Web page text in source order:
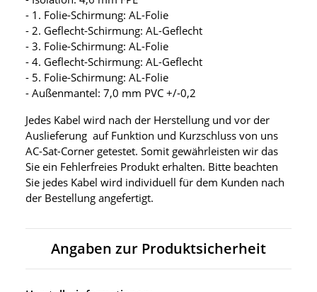
- 1. Folie-Schirmung: AL-Folie
- 2. Geflecht-Schirmung: AL-Geflecht
- 3. Folie-Schirmung: AL-Folie
- 4. Geflecht-Schirmung: AL-Geflecht
- 5. Folie-Schirmung: AL-Folie
- Außenmantel: 7,0 mm PVC +/-0,2
Jedes Kabel wird nach der Herstellung und vor der
Auslieferung auf Funktion und Kurzschluss von uns
AC-Sat-Corner getestet. Somit gewährleisten wir das
Sie ein Fehlerfreies Produkt erhalten. Bitte beachten
Sie jedes Kabel wird individuell für dem Kunden nach
der Bestellung angefertigt.
Angaben zur Produktsicherheit